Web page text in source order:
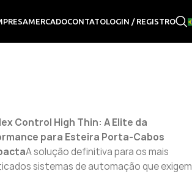
MERCADOCONTATOLOGIN / REGISTRO
Control High Thin: A Elite da
para Esteira Porta-Cabos
A solução definitiva para os mais
sistemas de automação que exigem